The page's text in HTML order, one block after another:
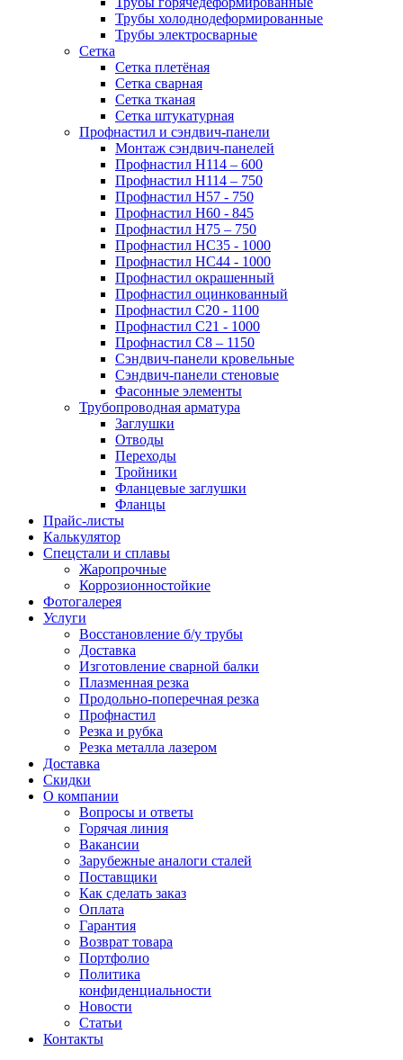
Трубы холоднодеформированные
Трубы электросварные
Сетка
Сетка плетёная
Сетка сварная
Сетка тканая
Сетка штукатурная
Профнастил и сэндвич-панели
Монтаж сэндвич-панелей
Профнастил Н114 – 600
Профнастил Н114 – 750
Профнастил Н57 - 750
Профнастил Н60 - 845
Профнастил Н75 – 750
Профнастил НС35 - 1000
Профнастил НС44 - 1000
Профнастил окрашенный
Профнастил оцинкованный
Профнастил С20 - 1100
Профнастил С21 - 1000
Профнастил С8 – 1150
Сэндвич-панели кровельные
Сэндвич-панели стеновые
Фасонные элементы
Трубопроводная арматура
Заглушки
Отводы
Переходы
Тройники
Фланцевые заглушки
Фланцы
Прайс-листы
Калькулятор
Спецстали и сплавы
Жаропрочные
Коррозионностойкие
Фотогалерея
Услуги
Восстановление б/у трубы
Доставка
Изготовление сварной балки
Плазменная резка
Продольно-поперечная резка
Профнастил
Резка и рубка
Резка металла лазером
Доставка
Скидки
О компании
Вопросы и ответы
Горячая линия
Вакансии
Зарубежные аналоги сталей
Поставщики
Как сделать заказ
Оплата
Гарантия
Возврат товара
Портфолио
Политика
конфиденциальности
Новости
Статьи
Контакты